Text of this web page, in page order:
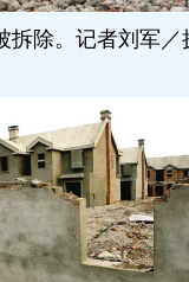
拆除。记者刘军／